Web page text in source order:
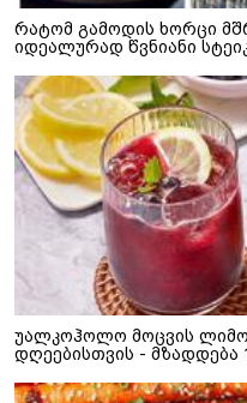
რატომ გამოდის ხორცი
იდეალურად წვნიანი
უალკოჰოლო მოცვის
დღეებისთვის - მზადდება